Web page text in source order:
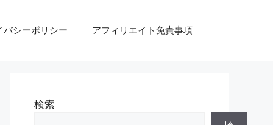
バシーポリシー アフィリエイト免責事項
検索